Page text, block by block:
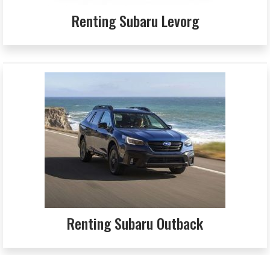
Renting Subaru Levorg
Renting Subaru Outback